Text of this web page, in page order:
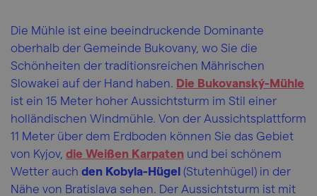
Die Mühle ist eine beeindruckende Dominante
oberhalb der Gemeinde Bukovany, wo Sie die
Schönheiten der traditionsreichen Mährischen
Slowakei auf der Hand haben. Die Bukovanský-Mühle
ist ein 15 Meter hoher Aussichtsturm im Stil einer
holländischen Windmühle. Von der Aussichtsplattform
11 Meter über dem Erdboden können Sie das Gebiet
von Kyjov, die Weißen Karpaten und bei schönem
Wetter auch den Kobyla-Hügel (Stutenhügel) in der
Nähe von Bratislava sehen. Der Aussichtsturm ist mit